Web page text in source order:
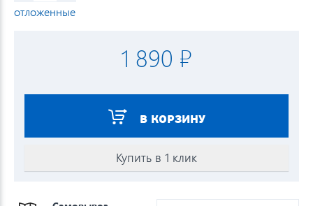
отложенные
1 890 ₽
В КОРЗИНУ
Купить в 1 клик